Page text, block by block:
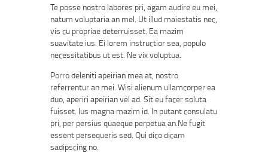
Te posse nostro labores pri, agam audire eu mei,
natum voluptaria an mel. Ut illud maiestatis nec,
vis cu propriae deterruisset. Ea mazim
suavitate ius. Ei lorem instructior sea, populo
necessitatibus ut est. Ne vix voluptua.
Porro deleniti apeirian mea at, nostro
referrentur an mei. Wisi alienum ullamcorper ea
duo, aperiri apeirian vel ad. Sit eu facer soluta
fuisset. Ius magna mazim id. In putant consulatu
pri, per persius quaeque perpetua an.Ne fugit
essent persequeris sed. Qui dico dicam
sadipscing no.